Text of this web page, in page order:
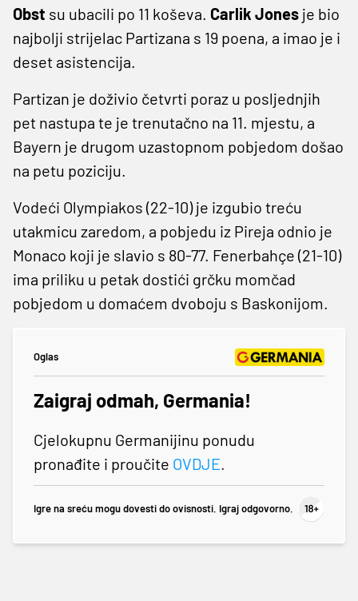
Obst su ubacili po 11 koševa. Carlik Jones je bio
najbolji strijelac Partizana s 19 poena, a imao je i
deset asistencija.
Partizan je doživio četvrti poraz u posljednjih
pet nastupa te je trenutačno na 11. mjestu, a
Bayern je drugom uzastopnom pobjedom došao
na petu poziciju.
Vodeći Olympiakos (22-10) je izgubio treću
utakmicu zaredom, a pobjedu iz Pireja odnio je
Monaco koji je slavio s 80-77. Fenerbahçe (21-10)
ima priliku u petak dostići grčku momčad
pobjedom u domaćem dvoboju s Baskonijom.
Oglas
Zaigraj odmah, Germania!
Cjelokupnu Germanijinu ponudu
pronađite i proučite OVDJE.
Igre na sreću mogu dovesti do ovisnosti. Igraj odgovorno.